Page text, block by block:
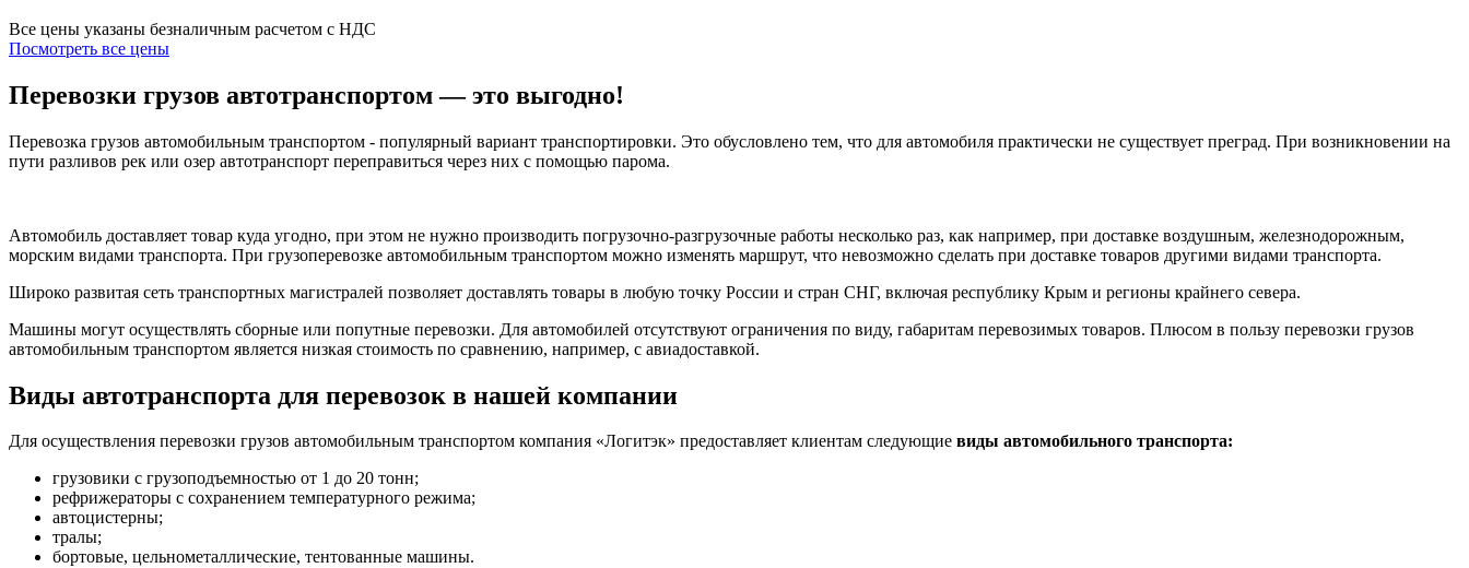
Все цены указаны безналичным расчетом с НДС
Посмотреть все цены
Перевозки грузов автотранспортом — это выгодно!
Перевозка грузов автомобильным транспортом - популярный вариант транспортировки. Это обусловлено тем, что для автомобиля практически не существует преград. При возникновении на
пути разливов рек или озер автотранспорт переправиться через них с помощью парома.
Автомобиль доставляет товар куда угодно, при этом не нужно производить погрузочно-разгрузочные работы несколько раз, как например, при доставке воздушным, железнодорожным,
морским видами транспорта. При грузоперевозке автомобильным транспортом можно изменять маршрут, что невозможно сделать при доставке товаров другими видами транспорта.
Широко развитая сеть транспортных магистралей позволяет доставлять товары в любую точку России и стран СНГ, включая республику Крым и регионы крайнего севера.
Машины могут осуществлять сборные или попутные перевозки. Для автомобилей отсутствуют ограничения по виду, габаритам перевозимых товаров. Плюсом в пользу перевозки грузов
автомобильным транспортом является низкая стоимость по сравнению, например, с авиадоставкой.
Виды автотранспорта для перевозок в нашей компании
Для осуществления перевозки грузов автомобильным транспортом компания «Логитэк» предоставляет клиентам следующие виды автомобильного транспорта:
грузовики с грузоподъемностью от 1 до 20 тонн;
рефрижераторы с сохранением температурного режима;
автоцистерны;
тралы;
бортовые, цельнометаллические, тентованные машины.